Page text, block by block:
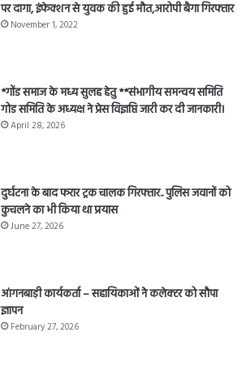
पर दागा, इंफेक्शन से युवक की हुई मौत,आरोपी बैगा गिरफ्तार
November 1, 2022
*गोंड समाज के मध्य सुलह हेतु **संभागीय समन्वय समिति
गोड समिति के अध्यक्ष ने प्रेस विज्ञप्ति जारी कर दी जानकारी।
April 28, 2026
दुर्घटना के बाद फरार ट्रक चालक गिरफ्तार.. पुलिस जवानों को
कुचलने का भी किया था प्रयास
June 27, 2026
आंगनबाड़ी कार्यकर्ता – सहायिकाओं नेे कलेक्टर को सौपा
ज्ञापन
February 27, 2026